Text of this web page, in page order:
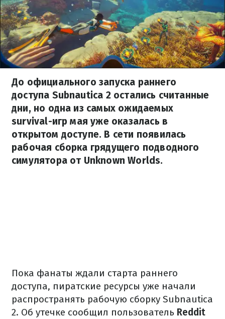
До официального запуска раннего
доступа Subnautica 2 остались считанные
дни, но одна из самых ожидаемых
survival-игр мая уже оказалась в
открытом доступе. В сети появилась
рабочая сборка грядущего подводного
симулятора от Unknown Worlds.
Пока фанаты ждали старта раннего
доступа, пиратские ресурсы уже начали
распространять рабочую сборку Subnautica
2. Об утечке сообщил пользователь Reddit